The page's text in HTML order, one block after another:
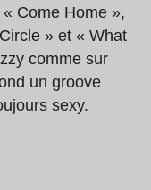
Come Home »,
» et « What
comme sur
un groove
sexy.